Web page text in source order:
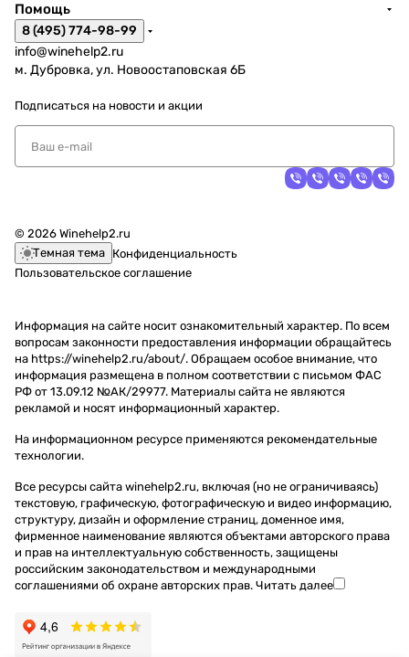
Помощь
8 (495) 774-98-99
info@winehelp2.ru
м. Дубровка, ул. Новоостаповская 6Б
Подписаться на новости и акции
© 2026 Winehelp2.ru
Темная тема Конфиденциальность
Пользовательское соглашение
Информация на сайте носит ознакомительный характер. По всем
вопросам законности предоставления информации обращайтесь
на https://winehelp2.ru/about/. Обращаем особое внимание, что
информация размещена в полном соответствии с письмом ФАС
РФ от 13.09.12 №АК/29977. Материалы сайта не являются
рекламой и носят информационный характер.
На информационном ресурсе применяются рекомендательные
технологии.
Все ресурсы сайта winehelp2.ru, включая (но не ограничиваясь)
текстовую, графическую, фотографическую и видео информацию,
структуру, дизайн и оформление страниц, доменное имя,
фирменное наименование являются объектами авторского права
и прав на интеллектуальную собственность, защищены
российским законодательством и международными
соглашениями об охране авторских прав. Читать далее